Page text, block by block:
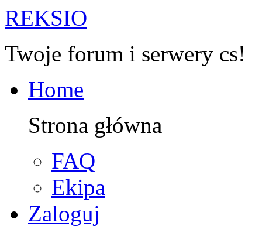
REKSIO
Twoje forum i serwery cs!
Home
Strona główna
FAQ
Ekipa
Zaloguj